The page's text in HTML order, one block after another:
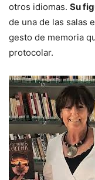
otros idiomas. Su
de una de las salas
gesto de memoria
protocolar.